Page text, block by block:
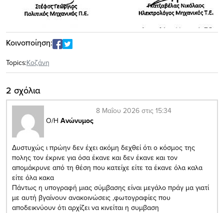
Κοινοποίηση:
Topics:Κοζάνη
2 σχόλια
Ο/Η Ανώνυμος
8 Μαΐου 2026 στις 15:34
Δυστυχώς ι πρώην δεν έχει ακόμη δεχθεί ότι ο κόσμος της
πολης τον έκρινε για όσα έκανε και δεν έκανε και τον
απομάκρυνε από τη θέση που κατείχε είτε τα έκανε όλα καλα
είτε όλα κακα
Πάντως η υπογραφή μιας σύμβασης είναι μεγάλο πράγ μα γιατί
με αυτή βγαίνουν ανακοινώσεις ,φωτογραφίες που
αποδεικνύουν ότι αρχίζει να κινείται η συμβαση